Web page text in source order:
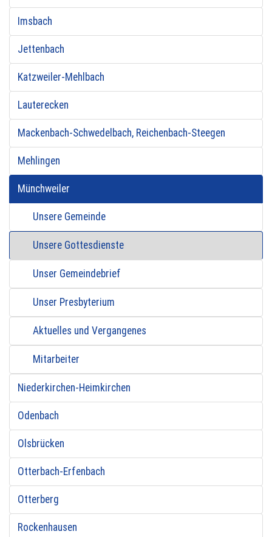
Imsbach
Jettenbach
Katzweiler-Mehlbach
Lauterecken
Mackenbach-Schwedelbach, Reichenbach-Steegen
Mehlingen
Münchweiler
Unsere Gemeinde
Unsere Gottesdienste
Unser Gemeindebrief
Unser Presbyterium
Aktuelles und Vergangenes
Mitarbeiter
Niederkirchen-Heimkirchen
Odenbach
Olsbrücken
Otterbach-Erfenbach
Otterberg
Rockenhausen